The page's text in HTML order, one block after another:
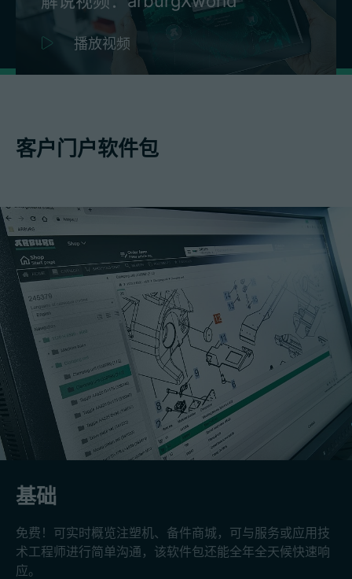
播放视频
客户门户软件包
基础
免费！可实时概览注塑机、备件商城，可与服务或应用技
术工程师进行简单沟通，该软件包还能全年全天候快速响
应。